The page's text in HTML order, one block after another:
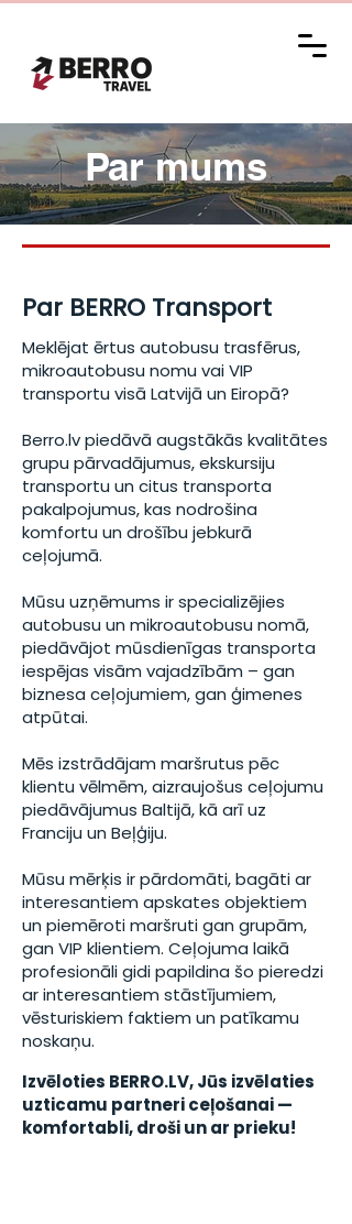
Par mums
Par BERRO Transport
Meklējat ērtus autobusu trasfērus,
mikroautobusu nomu vai VIP
transportu visā Latvijā un Eiropā?
Berro.lv piedāvā augstākās kvalitātes
grupu pārvadājumus, ekskursiju
transportu un citus transporta
pakalpojumus, kas nodrošina
komfortu un drošību jebkurā
ceļojumā.
Mūsu uzņēmums ir specializējies
autobusu un mikroautobusu nomā,
piedāvājot mūsdienīgas transporta
iespējas visām vajadzībām – gan
biznesa ceļojumiem, gan ģimenes
atpūtai.
Mēs izstrādājam maršrutus pēc
klientu vēlmēm, aizraujošus ceļojumu
piedāvājumus Baltijā, kā arī uz
Franciju un Beļģiju.
Mūsu mērķis ir pārdomāti, bagāti ar
interesantiem apskates objektiem
un piemēroti maršruti gan grupām,
gan VIP klientiem. Ceļojuma laikā
profesionāli gidi papildina šo pieredzi
ar interesantiem stāstījumiem,
vēsturiskiem faktiem un patīkamu
noskaņu.
​Izvēloties BERRO.LV, Jūs izvēlaties
uzticamu partneri ceļošanai —
komfortabli, droši un ar prieku!